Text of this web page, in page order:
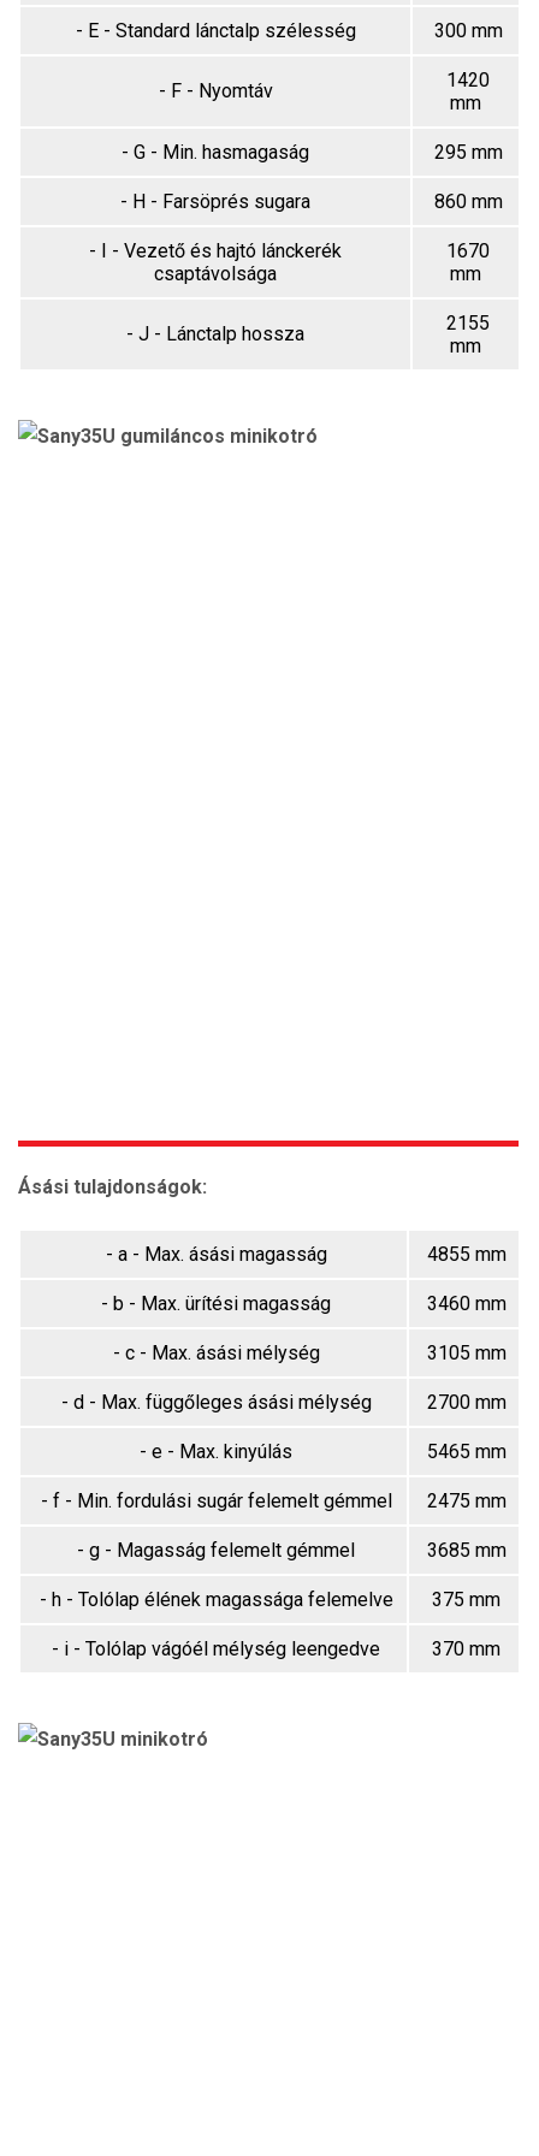
- E - Standard lánctalp szélesség 300 mm
- F - Nyomtáv
1420
mm
- G - Min. hasmagaság 295 mm
- H - Farsöprés sugara 860 mm
- I - Vezető és hajtó lánckerék
csaptávolsága
1670
mm
- J - Lánctalp hossza
2155
mm
Ásási tulajdonságok:
- a - Max. ásási magasság 4855 mm
- b - Max. ürítési magasság 3460 mm
- c - Max. ásási mélység 3105 mm
- d - Max. függőleges ásási mélység 2700 mm
- e - Max. kinyúlás 5465 mm
- f - Min. fordulási sugár felemelt gémmel 2475 mm
- g - Magasság felemelt gémmel 3685 mm
- h - Tolólap élének magassága felemelve 375 mm
- i - Tolólap vágóél mélység leengedve 370 mm